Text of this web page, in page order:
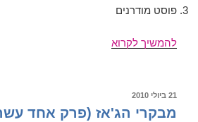
פוסט מודרנים
להמשיך לקרוא
פורסם
21 ביולי 2010
מבקרי הג'אז (פרק אחד